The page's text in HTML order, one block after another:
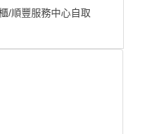
/順豐服務中心自取